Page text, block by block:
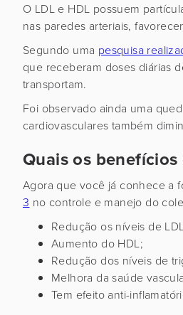
O LDL e HDL possuem
nas paredes arteriais,
Segundo uma pesquisa
que receberam doses diárias
transportam.
Foi observado ainda uma
cardiovasculares também
Quais os
Agora que você já conhece a
3 no controle e manejo do
Redução os níveis de
Aumento do HDL;
Redução dos níveis de
Melhora da saúde
Tem efeito anti-